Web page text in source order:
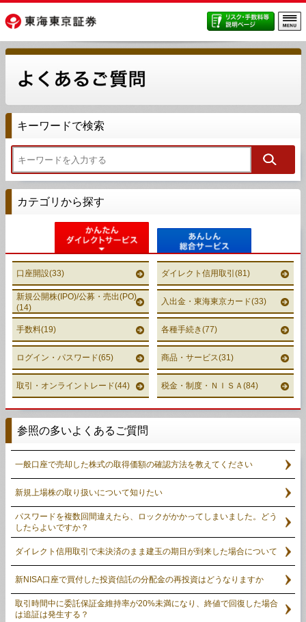
キーワードで検索
カテゴリから探す
口座開設(33)
ダイレクト信用取引(81)
新規公開株(IPO)/公募・売出(PO)
(14)
入出金・東海東京カード(33)
手数料(19) 各種手続き(77)
ログイン・パスワード(65) 商品・サービス(31)
取引・オンライントレード(44) 税金・制度・ＮＩＳＡ(84)
参照の多いよくあるご質問
一般口座で売却した株式の取得価額の確認方法を教えてください
新規上場株の取り扱いについて知りたい
パスワードを複数回間違えたら、ロックがかかってしまいました。どう
したらよいですか？
ダイレクト信用取引で未決済のまま建玉の期日が到来した場合について
新NISA口座で買付した投資信託の分配金の再投資はどうなりますか
取引時間中に委託保証金維持率が20%未満になり、終値で回復した場合
は追証は発生する？